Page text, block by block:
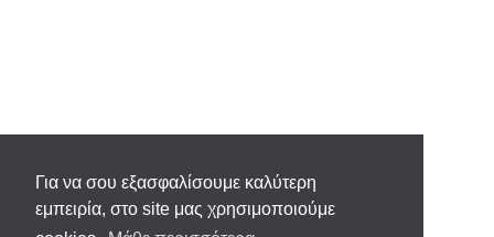
Για να σου εξασφαλίσουμε καλύτερη
εμπειρία, στο site μας χρησιμοποιούμε